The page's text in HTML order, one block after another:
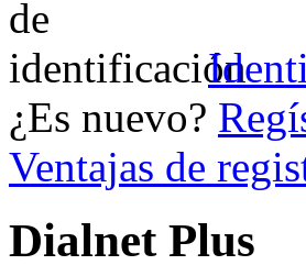
¿Es nuevo?
Ventajas de
Dialnet Plus